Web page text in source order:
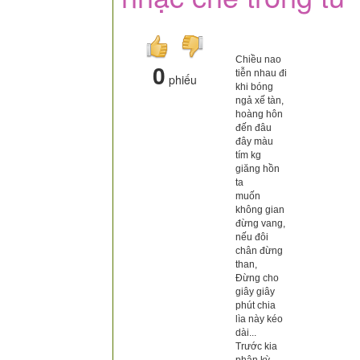
0 phiếu
Chiều nao
tiễn nhau đi
khi bóng
ngả xế tàn,
hoàng hôn
đến đâu
đây màu
tím kg
giăng hồn
ta
muốn
không gian
đừng vang,
nếu đôi
chân đừng
than,
Đừng cho
giây giây
phút chia
lìa này kéo
dài...
Trước kia